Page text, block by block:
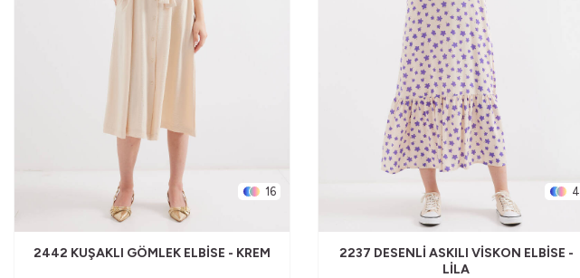
16
2442 KUŞAKLI GÖMLEK ELBISE - KREM
4
2237 DESENLI ASKILI VISKON ELBISE -
LILA